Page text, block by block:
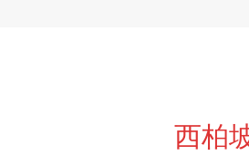
西柏